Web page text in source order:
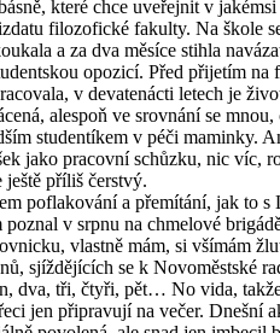
které chce uveřejnit v jakémsi
filozofické fakulty. Na škole
a za dva měsíce stihla
opozicí. Před přijetím na
v devatenácti letech je
alespoň ve srovnání se
studentíkem v péči maminky.
jako pracovní schůzku, nic víc,
ještě příliš čerstvý.
poflakování a přemítání, jak to s
poznal v srpnu na chmelové
vlastně mám, si všímám
sjíždějících se k Novoměstské
dva, tři, čtyři, pět… No vida,
jen připravují na večer. Dnešní